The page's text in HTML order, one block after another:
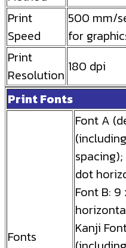
Print
Speed
500 mm/
for
Print
Resolution 180 dpi
Print Fonts
Fonts
Font A
dot
Font B:
Kanji